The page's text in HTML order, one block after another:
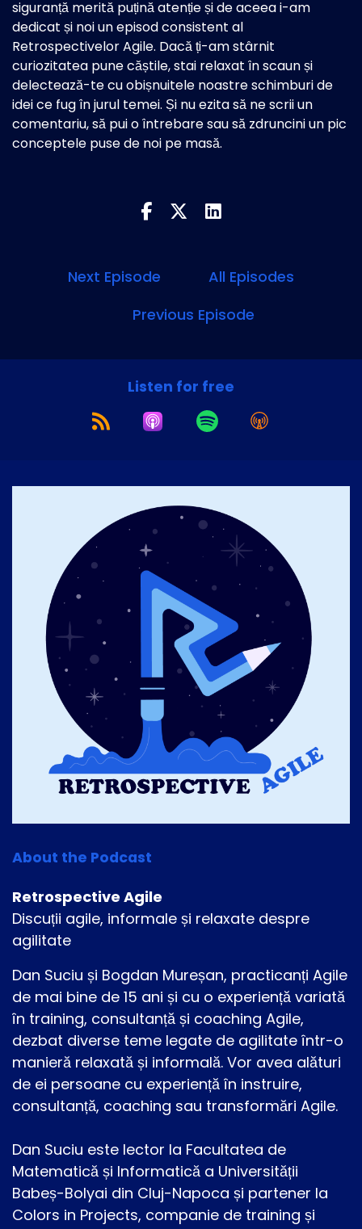
siguranță merită puțină atenție și de aceea i-am
dedicat și noi un episod consistent al
Retrospectivelor Agile. Dacă ți-am stârnit
curiozitatea pune căștile, stai relaxat în scaun și
delectează-te cu obișnuitele noastre schimburi de
idei ce fug în jurul temei. Și nu ezita să ne scrii un
comentariu, să pui o întrebare sau să zdruncini un pic
conceptele puse de noi pe masă.
Next Episode
All Episodes
Previous Episode
Listen for free
About the Podcast
Retrospective Agile
Discuții agile, informale și relaxate despre
agilitate
Dan Suciu și Bogdan Mureșan, practicanți Agile
de mai bine de 15 ani și cu o experiență variată
în training, consultanță și coaching Agile,
dezbat diverse teme legate de agilitate într-o
manieră relaxată și informală. Vor avea alături
de ei persoane cu experiență în instruire,
consultanță, coaching sau transformări Agile.
Dan Suciu este lector la Facultatea de
Matematică și Informatică a Universității
Babeș-Bolyai din Cluj-Napoca și partener la
Colors in Projects, companie de training și